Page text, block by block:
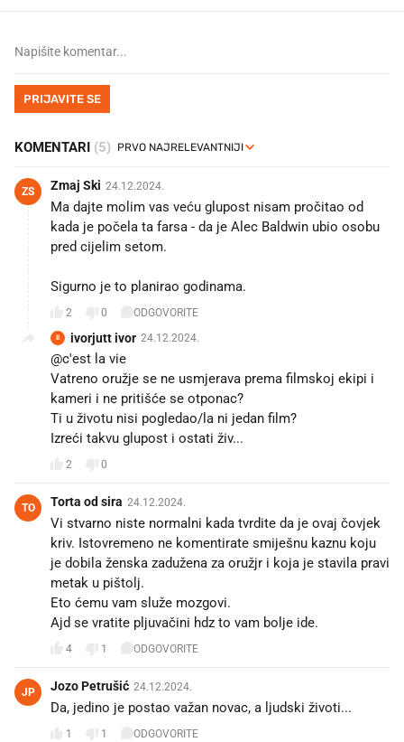
PRIJAVITE SE
KOMENTARI (5)
ZS Zmaj Ski 24.12.2024.
Ma dajte molim vas veću glupost nisam pročitao od
kada je počela ta farsa - da je Alec Baldwin ubio osobu
pred cijelim setom.
Sigurno je to planirao godinama.
2 0 ODGOVORITE
II ivorjutt ivor 24.12.2024.
@c'est la vie
Vatreno oružje se ne usmjerava prema filmskoj ekipi i
kameri i ne pritišće se otponac?
Ti u životu nisi pogledao/la ni jedan film?
Izreći takvu glupost i ostati živ...
2 0
TO Torta od sira 24.12.2024.
Vi stvarno niste normalni kada tvrdite da je ovaj čovjek
kriv. Istovremeno ne komentirate smiješnu kaznu koju
je dobila ženska zadužena za oružjr i koja je stavila pravi
metak u pištolj.
Eto ćemu vam služe mozgovi.
Ajd se vratite pljuvačini hdz to vam bolje ide.
4 1 ODGOVORITE
JP Jozo Petrušić 24.12.2024.
Da, jedino je postao važan novac, a ljudski životi...
1 1 ODGOVORITE